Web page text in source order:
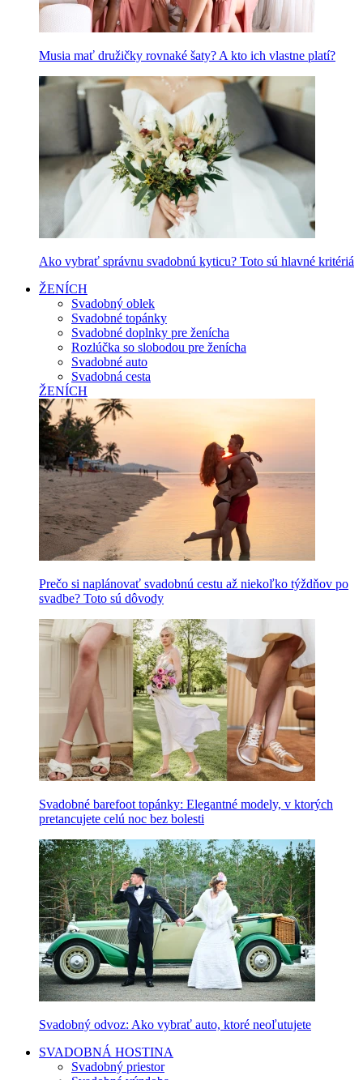
Musia mať družičky rovnaké šaty? A kto ich vlastne platí?
Ako vybrať správnu svadobnú kyticu? Toto sú hlavné kritériá
ŽENÍCH
Svadobný oblek
Svadobné topánky
Svadobné doplnky pre ženícha
Rozlúčka so slobodou pre ženícha
Svadobné auto
Svadobná cesta
ŽENÍCH
Prečo si naplánovať svadobnú cestu až niekoľko týždňov po
svadbe? Toto sú dôvody
Svadobné barefoot topánky: Elegantné modely, v ktorých
pretancujete celú noc bez bolesti
Svadobný odvoz: Ako vybrať auto, ktoré neoľutujete
SVADOBNÁ HOSTINA
Svadobný priestor